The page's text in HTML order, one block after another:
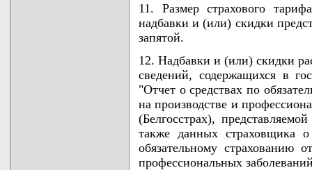
11. Размер страхового
надбавки и (или) скидки
запятой.
12. Надбавки и (или) скидки
сведений, содержащихся в
"Отчет о средствах по
на производстве и
(Белгосстрах),
также данных страховщика
обязательному страхованию
профессиональных